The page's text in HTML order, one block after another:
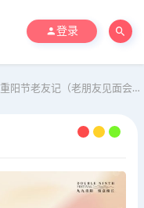
登录
重阳节老友记（老朋友见面会，重阳游园会，敬老重阳席，长桌宴）